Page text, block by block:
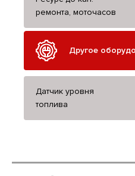
ремонта, моточасов
Другое
Датчик уровня
топлива